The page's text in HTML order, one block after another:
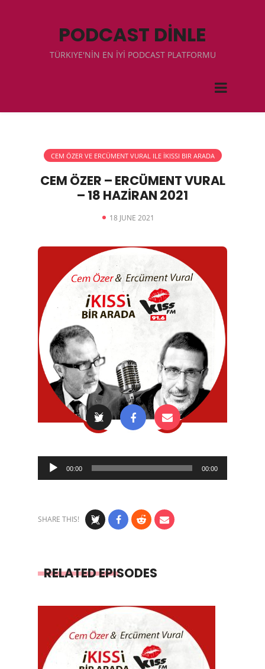
PODCAST DİNLE
TÜRKIYE'NİN EN İYİ PODCAST PLATFORMU
CEM ÖZER VE ERCÜMENT VURAL ILE İKISSI BIR ARADA
CEM ÖZER – ERCÜMENT VURAL
– 18 HAZİRAN 2021
18 JUNE 2021
Audio
Player
00:00 00:00
SHARE THIS!
RELATED EPISODES